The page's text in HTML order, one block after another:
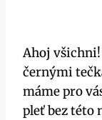
Ahoj
černými
máme pro
pleť bez této